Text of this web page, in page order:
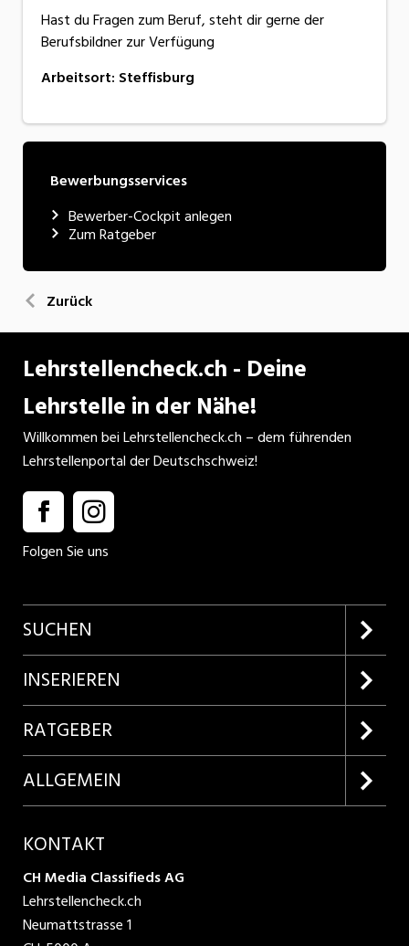
Hast du Fragen zum Beruf, steht dir gerne der
Berufsbildner zur Verfügung
Arbeitsort: Steffisburg
Bewerbungsservices
Bewerber-Cockpit anlegen
Zum Ratgeber
Zurück
Lehrstellencheck.ch - Deine
Lehrstelle in der Nähe!
Willkommen bei Lehrstellencheck.ch – dem führenden
Lehrstellenportal der Deutschschweiz!
Folgen Sie uns
SUCHEN
Firmenprofile entdecken
Lehrstellen suchen
INSERIEREN
Kundenlogin
Inserieren
Produkte
RATGEBER
Lehrberufe entdecken
ALLGEMEIN
AGB
Datenschutzbestimmungen
KONTAKT
CH Media Classifieds AG
Lehrstellencheck.ch
Neumattstrasse 1